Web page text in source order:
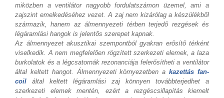
miközben a ventilátor nagyobb fordulatszámon üzemel, ami a
zajszint emelkedéséhez vezet. A zaj nem kizárólag a készülékből
származik, hanem az álmennyezeti térben terjedő rezgések és
légáramlási hangok is jelentős szerepet kapnak.
Az álmennyezet akusztikai szempontból gyakran erősítő térként
viselkedik. A nem megfelelően rögzített szerkezeti elemek, a laza
burkolatok és a légcsatornák rezonanciája felerősítheti a ventilátor
által keltett hangot. Álmennyezeti környezetben akazettás fan-
coil által keltett légáramlási zaj könnyen továbbterjedhet a
szerkezeti elemek mentén, ezért a rezgéscsillapítás kiemelt